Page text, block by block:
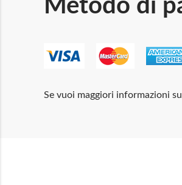
Metodo di
Se vuoi maggiori informazioni